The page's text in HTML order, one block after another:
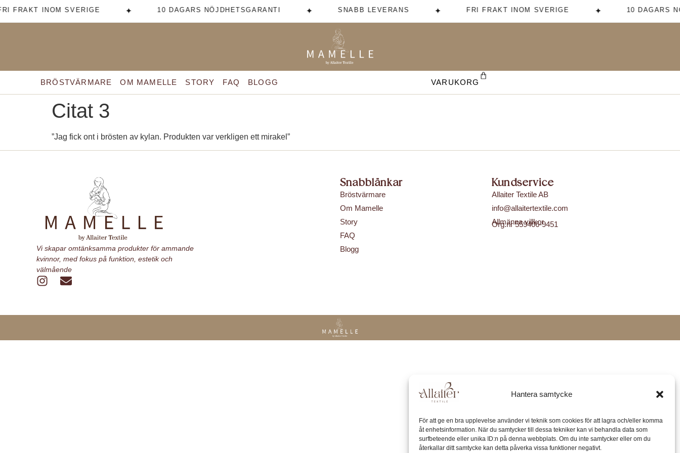
Hantera samtycke
För att ge en bra upplevelse använder vi teknik som cookies för att lagra och/eller komma
åt enhetsinformation. När du samtycker till dessa tekniker kan vi behandla data som
surfbeteende eller unika ID:n på denna webbplats. Om du inte samtycker eller om du
återkallar ditt samtycke kan detta påverka vissa funktioner negativt.
FRAKT INOM SVERIGE ✦ 10 DAGARS NÖJDHETSGARANTI ✦ SNABB LEVERANS ✦ FRI FRAKT INOM SVERIGE ✦ 10 DAGARS
BRÖSTVÄRMARE OM MAMELLE STORY FAQ BLOGG VARUKORG
Citat 3
”Jag fick ont i brösten av kylan. Produkten var verkligen ett mirakel”
Vi skapar omtänksamma produkter för ammande
kvinnor, med fokus på funktion, estetik och
välmående
Snabblänkar
Bröstvärmare
Om Mamelle
Story
FAQ
Blogg
Kundservice
Allaiter Textile AB
info@allaitertextile.com
Allmänna villkor
Org.nr 559406-9451